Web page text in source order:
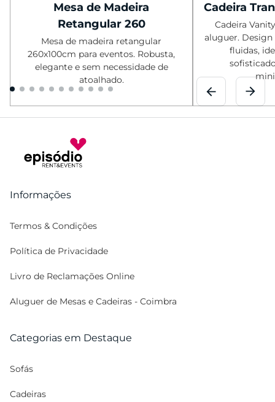
Mesa de Madeira
Retangular 260
Mesa de madeira retangular
260x100cm para eventos. Robusta,
elegante e sem necessidade de
atoalhado.
Cadeira
Cadeira
aluguer.
fluidas,
Informações
Termos & Condições
Política de Privacidade
Livro de Reclamações Online
Aluguer de Mesas e Cadeiras - Coimbra
Categorias em Destaque
Sofás
Cadeiras